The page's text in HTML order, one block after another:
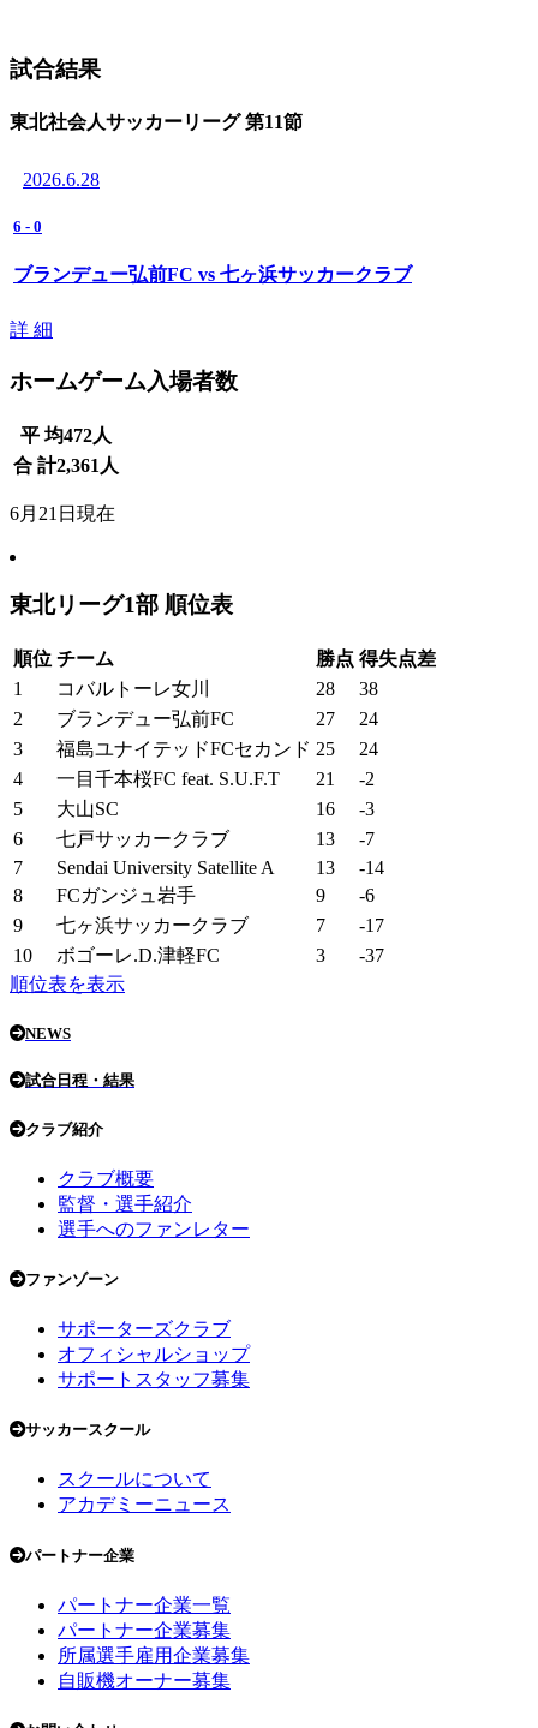
試合結果
東北社会人サッカーリーグ 第11節
2026.6.28
6 - 0
ブランデュー弘前FC vs 七ヶ浜サッカークラブ
詳 細
ホームゲーム入場者数
平 均472人
合 計2,361 人
6月21日現在
東北リーグ1部 順位表
順位 チーム 勝点 得失点差
1
コバルトーレ女川 28
38
2
ブランデュー弘前FC 27
24
3
福島ユナイテッドFCセカンド 25
24
4
一目千本桜FC feat. S.U.F.T 21
-2
5
大山SC 16
-3
6
七戸サッカークラブ 13
-7
7
Sendai University Satellite A 13
-14
8
FCガンジュ岩手 9
-6
9
七ヶ浜サッカークラブ 7
-17
10
ボゴーレ.D.津軽FC 3
-37
順位表を表示
NEWS
試合日程・結果
クラブ紹介
クラブ概要
監督・選手紹介
選手へのファンレター
ファンゾーン
サポーターズクラブ
オフィシャルショップ
サポートスタッフ募集
サッカースクール
スクールについて
アカデミーニュース
パートナー企業
パートナー企業一覧
パートナー企業募集
所属選手雇用企業募集
自販機オーナー募集